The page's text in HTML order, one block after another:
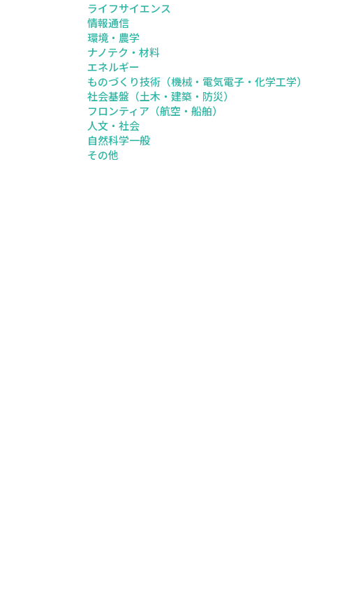
ライフサイエンス
情報通信
環境・農学
ナノテク・材料
エネルギー
ものづくり技術（機械・電気電子・化学工学）
社会基盤（土木・建築・防災）
フロンティア（航空・船舶）
人文・社会
自然科学一般
その他